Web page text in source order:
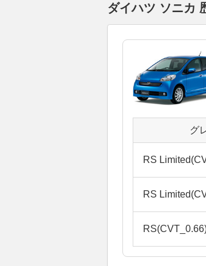
ダイハツ ソニカ
グ
RS
RS